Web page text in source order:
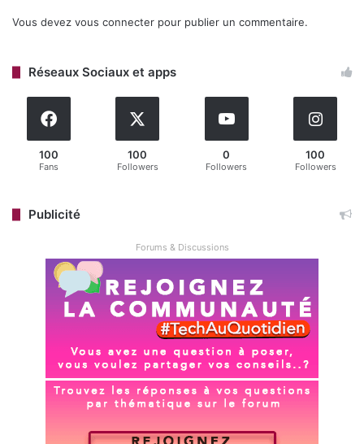
Snipping Tool(version 11.2504.38.0) introduit «
la zone de capture pour s’aligner précisément sur le
manuel. Disponible en mode rectangle, elle peut être
activée via un bouton dédié ou en maintenant la touche
permet également d’extraire les codes couleurs (HEX,
pour plus de précision. Ces améliorations sont accessibles
à tous les PC Windows 11, contrairement à d’autres
fonctions limitées aux Copilot+.
Microsoft
Snipping Tool
Vous devez vous connecter pour publier un commentaire.
Réseaux Sociaux et apps
100
Fans
100
Followers
0
Followers
100
Followers
Publicité
Forums & Discussions